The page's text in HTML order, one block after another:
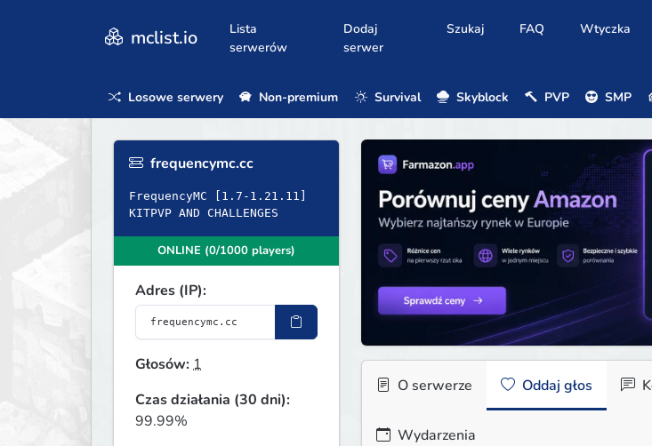
mclist.io
Lista
serwerów
Dodaj
serwer
Szukaj FAQ Wtyczka
Losowe serwery Non-premium Survival Skyblock PVP SMP
frequencymc.cc
FrequencyMC [1.7-1.21.11]
KITPVP AND CHALLENGES
ONLINE (0/1000 players)
Adres (IP):
Głosów:1
Czas działania (30 dni):
99.99%
O serwerze Oddaj głos
Wydarzenia